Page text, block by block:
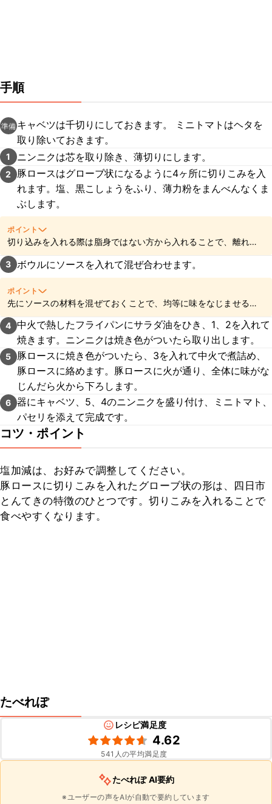
手順
準備 キャベツは千切りにしておきます。 ミニトマトはヘタを
取り除いておきます。
1 ニンニクは芯を取り除き、薄切りにします。
2
豚ロースはグローブ状になるように4ヶ所に切りこみを入
れます。塩、黒こしょうをふり、薄力粉をまんべんなくま
ぶします。
ポイント
切り込みを入れる際は脂身ではない方から入れることで、離れず
にきれいなグローブ状に仕上がりますよ。
3
ボウルにソースを入れて混ぜ合わせます。
ポイント
先にソースの材料を混ぜておくことで、均等に味をなじませるこ
とができますよ。
4 中火で熱したフライパンにサラダ油をひき、1、2を入れて
焼きます。ニンニクは焼き色がついたら取り出します。
5
豚ロースに焼き色がついたら、3を入れて中火で煮詰め、
豚ロースに絡めます。豚ロースに火が通り、全体に味がな
じんだら火から下ろします。
6 器にキャベツ、5、4のニンニクを盛り付け、ミニトマト、
パセリを添えて完成です。
コツ・ポイント
塩加減は、お好みで調整してください。
豚ロースに切りこみを入れたグローブ状の形は、四日市
とんてきの特徴のひとつです。切りこみを入れることで
食べやすくなります。
たべれぽ
レシピ満足度
4.62
541 人の平均満足度
たべれぽ AI要約
※ユーザーの声をAIが自動で要約しています